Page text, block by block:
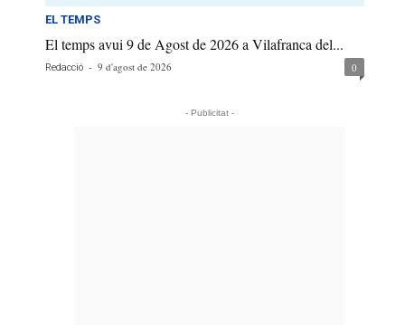
EL TEMPS
El temps avui 9 de Agost de 2026 a Vilafranca del...
Redacció - 9 d'agost de 2026 0
- Publicitat -